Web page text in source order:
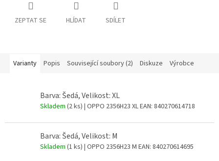
ZEPTAT SE HLÍDAT SDÍLET
Varianty Popis Související soubory (2) Diskuze Výrobce
Barva: Šedá, Velikost: XL
Skladem (2 ks) | OPPO 2356H23 XLEAN: 840270614718
Barva: Šedá, Velikost: M
Skladem (1 ks) | OPPO 2356H23 M EAN: 840270614695